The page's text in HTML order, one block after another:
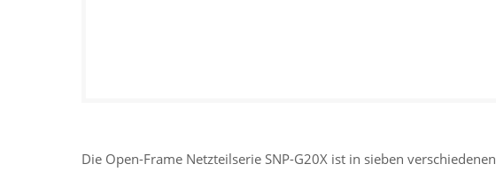
Die Open-Frame Netzteilserie SNP-G20X ist in sieben verschiedenen